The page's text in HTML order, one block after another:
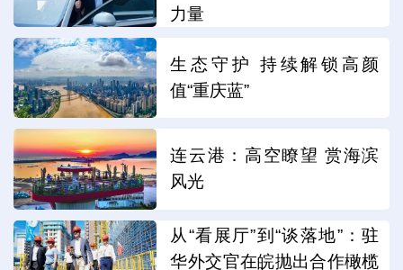
力量
生态守护 持续解锁高颜
值“重庆蓝”
连云港：高空瞭望 赏海滨
风光
从“看展厅”到“谈落地”：驻
华外交官在皖抛出合作橄榄